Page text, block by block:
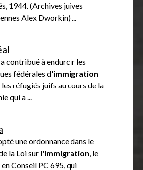
1944. (Archives juives
Alex Dworkin) ...
a contribué à endurcir les
fédérales d'immigration
les réfugiés juifs au cours de la
qui a ...
une ordonnance dans le
la Loi sur l'immigration, le
Conseil PC 695, qui